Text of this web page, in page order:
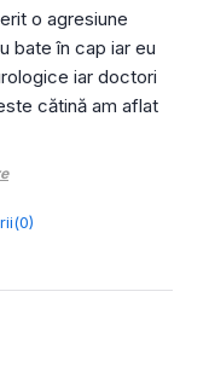
o agresiune
bate în cap iar eu
iar doctori
cătină am aflat